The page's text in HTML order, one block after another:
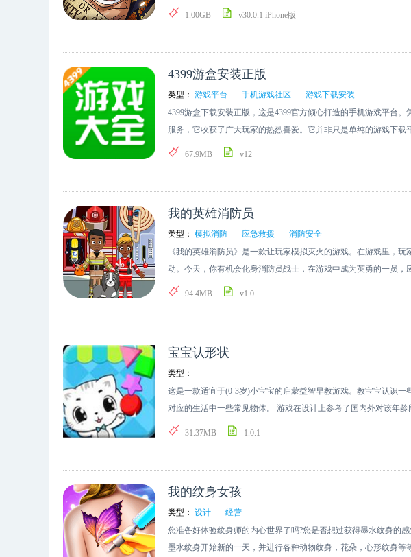
口袋妖怪心金游戏中，你将获得专属于你的可爱呆萌精灵，伴你展
穷。 3、进入口袋妖怪心金游戏，体验独特的像素战斗模式，感受
大开眼界! 4、移动角色，参与挑战，成功后可以召唤更多独特的口
金》中寻觅到独属于自己的冒险乐趣，开启一段迈向真正口袋妖怪
放置挂机玩法，不需要繁琐的操作技巧，让你体验休闲战斗的乐趣
进化器》以独特的哥布林进化设定吸引玩家。游戏过程中，策略性
味，丰富多样的进化分支带来不同体验。但部分进化机制可能稍显
画面表现也有待提升，若能优化这些，有望成为更出色的策略游戏。
题，玩家需要利用自己的头脑灵活性去解决，还可以邂逅自己喜欢
为玩家呈现最真实的游戏感受。快来开启这场激动人心的刺激冒险
养，打造一支完全属于自己的海贼团队。而且，玩家借助招募系统
色，携手他们一同探寻神秘宝藏！游戏过程中，玩家还能体验原著
戏与动漫的联系更为紧密。 航海王启航ios最新版特色【人气伙伴
性与技能方面都独具优势，水、电、火、毒各类属性完备，召唤与
妙组合不同的伙伴，能够触发令人惊喜的效果，在关键时候扭转战
脑。【周年庆盛宴再度疯狂来袭】制霸超新新星挑战，跨服角逐最
竞】这款游戏创新性地打造了即时动作微电竞玩法，在游戏过程中
你得精准把握每一个时机，巧妙地对阵容策略做出合理调整，如此
中遭遇的众多强劲敌人。 【羁绊系统，团队战力激增】游戏以无
人时刻。 游戏攻略属性分析：从上图罗宾的进阶效果图能够清晰看
高敏捷的角色。鉴于其力量成长较高，生命值成长也较为可观。然
易遭受物理伤害而被瞬间击败。好在4技能的存在，恰到好处地弥补
器：白色牛仔帽（需 VIP 酒馆 VIP10 开启，该酒馆内奇遇有一定几
介绍：那位为探寻世界真相而持续战斗的考古学家！身为花花果实
役结束后，加入了路飞的海盗团。 获取途径：珍宝巡航(每次通关
而朝着成为海盗王的目标进发。在游戏推进时，玩家可尽情体验原
及奇幻大冒险等多样玩法，《航海王启航》无疑是一款好玩又刺激
1.00GB v30.0.1 iPhone版
4399游盒安装正版
类型： 游戏平台 手机游戏社区
游戏下载安装
4399游盒下载安装正版，这是4399官方倾心打造的手机游戏平台。
服务，它收获了广大玩家的热烈喜爱。它并非只是单纯的游戏下载
攻略、礼包、论坛、社交等多元功能于一体的综合性游戏社区。在
戏平台，集游戏推荐、攻略、礼包、论坛、社交于一体。 具有用户
流、游戏圈讨论求助、展示个人风采等诸多特点，您可随时随地一
由资深玩家强力推荐、精彩的游戏视频解说、高玩的游戏攻略评测
让玩家畅游其中，百玩不厌！软件功能寻觅游戏1)智能搜索：不止
类别。2)游戏分类：收录多角度的游戏分类，快速找到所需。3)游
1)爱好标签：添加爱好标签，为你推荐最“臭味相投”的好友。2)家族
孤军奋战，马上呼朋引伴。3)家族排行：签到抢榜，登上排行成为
心情好心情坏，动态一发，围观点赞马上到！5)动态话题：动态话
聊什么吧。6)动态评论：点赞神评论，顶上前排，围观热门回复。
有啥，精彩话题，不容错过。广场1)礼包福利：礼包多福利多，已
戏达人榜，达人全在场，与神级玩家、大牌玩咖零距离接触！4)酷
游戏，都有酷炫专区，游戏好礼天天拿。5)娱乐频道：精彩直播、
笑图片等着你。我1)赚零花钱：做任务，赢盒币;每日签到赚盒币，
换取好礼：神奇盒币能够兑换公仔、游币、集分宝…带你变壕带你
的主页，更新个人资料，向小伙伴们展示最好的你。4399游戏盒为
67.9MB v12
我的英雄消防员
类型： 模拟消防 应急救援
消防安全
《我的英雄消防员》是一款让玩家模拟灭火的游戏。在游戏里，玩
动。今天，你有机会化身消防员战士，在游戏中成为英勇的一员，
款游戏感兴趣的小伙伴们，快来体验一番吧！ 我的英雄消防员特色
火吧。3、有一定的技巧就能更好的灭火了，真实模仿了现实生活中
务后，您都可以解锁新道具，这有助于您以后灭火我的英雄消防员
根据火灾原因选择灭火工具。2、有许多任务需要扑灭。尽你最大
你有一定的技能，你可以更好的扑灭火，真正的模拟现实生活中的
势1、卡通风格是为了让大家更容易接受，这样大家就会非常喜欢
救动物等冒险活动。然而，这可不单单只是执行任务，在这里，你
点滴，探索消防站的各个角落，与每个房间里的物品、动物以及消
94.4MB v1.0
宝宝认形状
类型：
这是一款适宜于(0-3岁)小宝宝的启蒙益智早教游戏。教宝宝认识一
对应的生活中一些常见物体。 游戏在设计上参考了国内外对该年
心理特征的研究成果，专为小宝宝的启蒙而设计。通过学习一些简
31.37MB 1.0.1
我的纹身女孩
类型： 设计
经营
您准备好体验纹身师的内心世界了吗?您是否想过获得墨水纹身的
墨水纹身开始新的一天，并进行各种动物纹身，花朵，心形纹身等